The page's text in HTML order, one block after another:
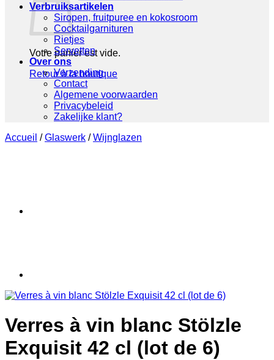
Votre panier est vide.
Retour à la boutique
Verbruiksartikelen
Siropen, fruitpuree en kokosroom
Cocktailgarnituren
Rietjes
Servetten
Over ons
Verzending
Contact
Algemene voorwaarden
Privacybeleid
Zakelijke klant?
Accueil / Glaswerk / Wijnglazen
Verres à vin blanc Stölzle
Exquisit 42 cl (lot de 6)